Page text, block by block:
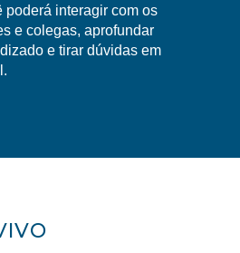
poderá interagir com os
e colegas, aprofundar
e tirar dúvidas em